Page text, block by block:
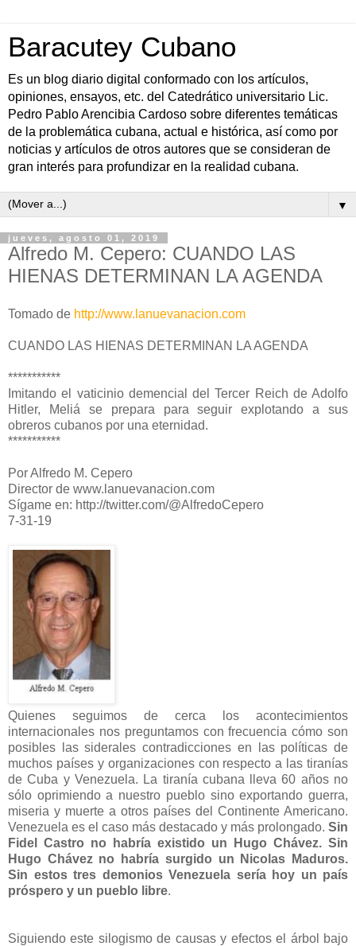
Baracutey Cubano
Es un blog diario digital conformado con los artículos,
opiniones, ensayos, etc. del Catedrático universitario Lic.
Pedro Pablo Arencibia Cardoso sobre diferentes temáticas
de la problemática cubana, actual e histórica, así como por
noticias y artículos de otros autores que se consideran de
gran interés para profundizar en la realidad cubana.
▼
jueves, agosto 01, 2019
Alfredo M. Cepero: CUANDO LAS
HIENAS DETERMINAN LA AGENDA
Tomado de http://www.lanuevanacion.com
CUANDO LAS HIENAS DETERMINAN LA AGENDA
***********
Imitando el vaticinio demencial del Tercer Reich de Adolfo
Hitler, Meliá se prepara para seguir explotando a sus
obreros cubanos por una eternidad.
***********
Por Alfredo M. Cepero
Director de www.lanuevanacion.com
Sígame en: http://twitter.com/@AlfredoCepero
7-31-19
Quienes seguimos de cerca los acontecimientos
internacionales nos preguntamos con frecuencia cómo son
posibles las siderales contradicciones en las políticas de
muchos países y organizaciones con respecto a las tiranías
de Cuba y Venezuela. La tiranía cubana lleva 60 años no
sólo oprimiendo a nuestro pueblo sino exportando guerra,
miseria y muerte a otros países del Continente Americano.
Venezuela es el caso más destacado y más prolongado. Sin
Fidel Castro no habría existido un Hugo Chávez. Sin
Hugo Chávez no habría surgido un Nicolas Maduros.
Sin estos tres demonios Venezuela sería hoy un país
próspero y un pueblo libre.
Siguiendo este silogismo de causas y efectos el árbol bajo